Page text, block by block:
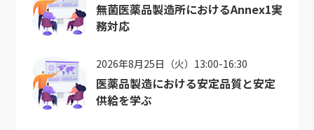
無菌医薬品製造所におけるAnnex1実
務対応
2026年8月25日（火）13:00-16:30
医薬品製造における安定品質と安定
供給を学ぶ